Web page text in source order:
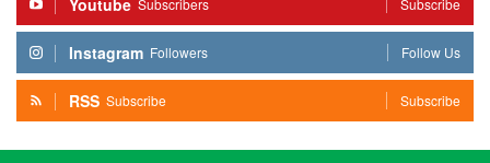
Instagram Followers Follow Us
RSS Subscribe Subscribe